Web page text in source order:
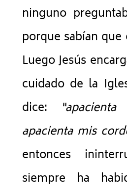
ninguno
porque sabían
Luego Jesús
cuidado de la
dice:
apacienta mis
entonces
siempre ha